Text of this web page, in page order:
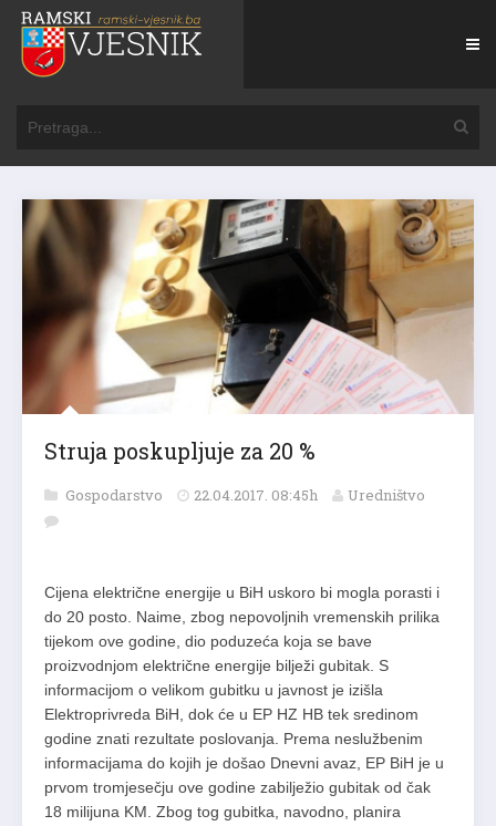
Struja poskupljuje za 20 %
Gospodarstvo 22.04.2017. 08:45h Uredništvo
Cijena električne energije u BiH uskoro bi mogla porasti i
do 20 posto. Naime, zbog nepovoljnih vremenskih prilika
tijekom ove godine, dio poduzeća koja se bave
proizvodnjom električne energije bilježi gubitak. S
informacijom o velikom gubitku u javnost je izišla
Elektroprivreda BiH, dok će u EP HZ HB tek sredinom
godine znati rezultate poslovanja. Prema neslužbenim
informacijama do kojih je došao Dnevni avaz, EP BiH je u
prvom tromjesečju ove godine zabilježio gubitak od čak
18 milijuna KM. Zbog tog gubitka, navodno, planira